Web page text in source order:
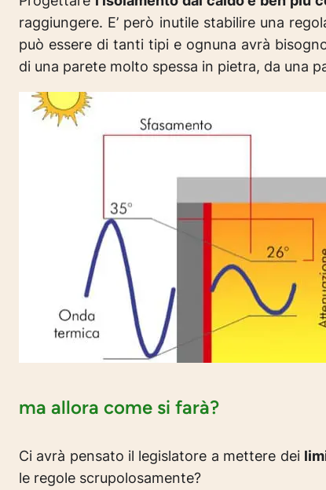
raggiungere. E’ però inutile stabilire una
può essere di tanti tipi e ognuna avrà
di una parete molto spessa in pietra, da una
ma allora come si farà?
Ci avrà pensato il legislatore a mettere dei
le regole scrupolosamente?